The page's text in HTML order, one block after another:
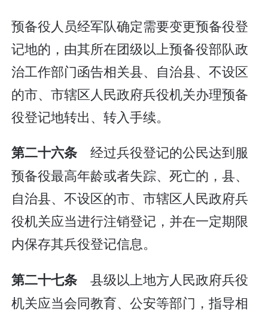
预备役人员经军队确定需要变更预备役登
记地的，由其所在团级以上预备役部队政
治工作部门函告相关县、自治县、不设区
的市、市辖区人民政府兵役机关办理预备
役登记地转出、转入手续。
第二十六条经过兵役登记的公民达到服
预备役最高年龄或者失踪、死亡的，县、
自治县、不设区的市、市辖区人民政府兵
役机关应当进行注销登记，并在一定期限
内保存其兵役登记信息。
第二十七条县级以上地方人民政府兵役
机关应当会同教育、公安等部门，指导相